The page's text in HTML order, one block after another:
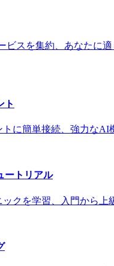
ビスを集約、あなたに
ト
トに簡単接続、強力なAI
ートリアル
ックを学習、入門から上